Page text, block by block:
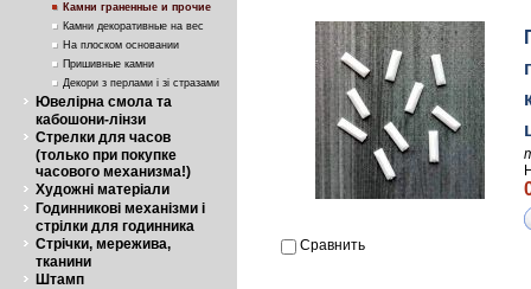
Камни граненные и прочие
Камни декоративные на вес
На плоском основании
Пришивные камни
Декори з перлами і зі стразами
Ювелірна смола та
кабошони-лінзи
Стрелки для часов
(только при покупке
часового механизма!)
Художні матеріали
Годинникові механізми і
стрілки для годинника
Стрічки, мережива,
тканини
Штамп
Сравнить